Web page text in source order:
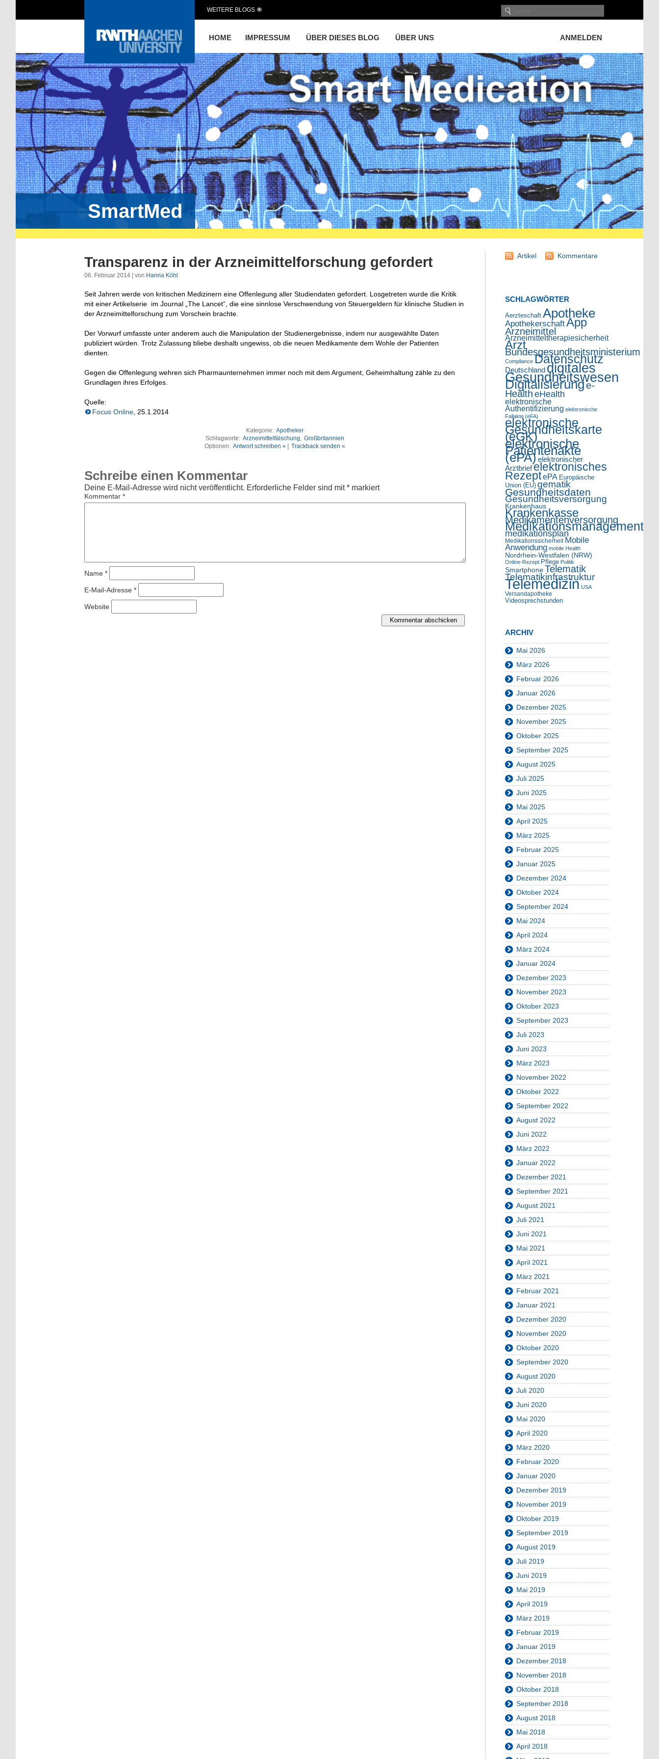
HOME IMPRESSUM ÜBER DIESES BLOG ÜBER UNS ANMELDEN
WEITERE BLOGS
SmartMed
Transparenz in der Arzneimittelforschung gefordert
06. Februar 2014 | von Hanna Köhl
Seit Jahren werde von kritischen Medizinern eine Offenlegung aller Studiendaten gefordert. Losgetreten wurde die Kritik
mit einer Artikelserie im Journal „The Lancet“, die eine sinnlose Verschwendung von Steuergeldern für klinische Studien in
der Arzneimittelforschung zum Vorschein brachte.
Der Vorwurf umfasste unter anderem auch die Manipulation der Studienergebnisse, indem nur ausgewählte Daten
publiziert würden. Trotz Zulassung bliebe deshalb ungewiss, ob die neuen Medikamente dem Wohle der Patienten
dienten.
Gegen die Offenlegung wehren sich Pharmaunternehmen immer noch mit dem Argument, Geheimhaltung zähle zu den
Grundlagen ihres Erfolges.
Quelle:
Focus Online , 25.1.2014
Kategorie: Apotheker
Schlagworte: Arzneimittelfälschung, Großbritannien
Optionen: Antwort schreiben »| Trackback senden «
Schreibe einen Kommentar
Deine E-Mail-Adresse wird nicht veröffentlicht. Erforderliche Felder sind mit* markiert
Kommentar *
Name *
E-Mail-Adresse *
Website
Artikel Kommentare
SCHLAGWÖRTER
Aerzteschaft Apotheke
ApothekerschaftApp
Arzneimittel
Arzneimitteltherapiesicherheit
Arzt
Bundesgesundheitsministerium
Compliance Datenschutz
Deutschlanddigitales
Gesundheitswesen
Digitalisierunge-
Health eHealth
elektronische
Authentifizierung elektronische
Fallakte (eFA)
elektronische
Gesundheitskarte
(eGK)
elektronische
Patientenakte
(ePA) elektronischer
Arztbriefelektronisches
RezeptePA Europäische
Union (EU) gematik
Gesundheitsdaten
Gesundheitsversorgung
Krankenhaus
Krankenkasse
Medikamentenversorgung
Medikationsmanagement
medikationsplan
Medikationssicherheit Mobile
Anwendung mobile Health
Nordrhein-Westfalen (NRW)
Online-Rezept Pflege Politik
Smartphone Telematik
Telematikinfrastruktur
Telemedizin USA
Versandapotheke
Videosprechstunden
ARCHIV
Mai 2026
März 2026
Februar 2026
Januar 2026
Dezember 2025
November 2025
Oktober 2025
September 2025
August 2025
Juli 2025
Juni 2025
Mai 2025
April 2025
März 2025
Februar 2025
Januar 2025
Dezember 2024
Oktober 2024
September 2024
Mai 2024
April 2024
März 2024
Januar 2024
Dezember 2023
November 2023
Oktober 2023
September 2023
Juli 2023
Juni 2023
März 2023
November 2022
Oktober 2022
September 2022
August 2022
Juni 2022
März 2022
Januar 2022
Dezember 2021
September 2021
August 2021
Juli 2021
Juni 2021
Mai 2021
April 2021
März 2021
Februar 2021
Januar 2021
Dezember 2020
November 2020
Oktober 2020
September 2020
August 2020
Juli 2020
Juni 2020
Mai 2020
April 2020
März 2020
Februar 2020
Januar 2020
Dezember 2019
November 2019
Oktober 2019
September 2019
August 2019
Juli 2019
Juni 2019
Mai 2019
April 2019
März 2019
Februar 2019
Januar 2019
Dezember 2018
November 2018
Oktober 2018
September 2018
August 2018
Mai 2018
April 2018